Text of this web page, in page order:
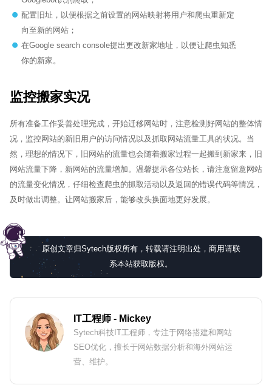
配置旧址，以便根据之前设置的网站映射将用户和爬虫重新定
向至新的网站；
在Google search console提出更改新家地址，以便让爬虫知悉
你的新家。
监控搬家实况
所有准备工作妥善处理完成，开始迁移网站时，注意检测好网站的整体情
况，监控网站的新旧用户的访问情况以及抓取网站流量工具的状况。当
然，理想的情况下，旧网站的流量也会随着搬家过程一起搬到新家来，旧
网站流量下降，新网站的流量增加。温馨提示各位站长，请注意留意网站
的流量变化情况，仔细检查爬虫的抓取活动以及返回的错误代码等情况，
及时做出调整。让网站搬家后，能够改头换面地更好发展。
原创文章归Sytech版权所有，转载请注明出处，商用请联
系本站获取版权。
IT工程师 - Mickey
Sytech科技IT工程师，专注于网络搭建和网站
SEO优化，擅长于网站数据分析和海外网站运
营、维护。